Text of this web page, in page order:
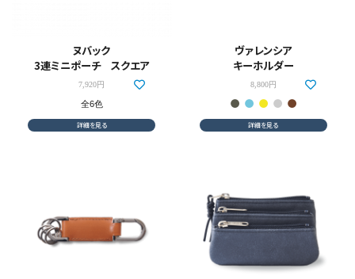
ヌバック
3連ミニポーチ スクエア
7,920円
全6色
詳細を見る
ヴァレンシア
キーホルダー
8,800円
詳細を見る